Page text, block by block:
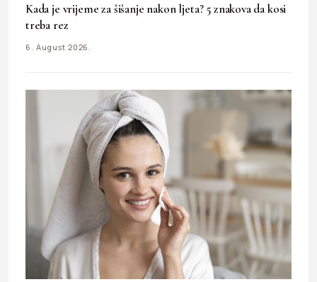
Kada je vrijeme za šišanje nakon ljeta? 5 znakova da kosi
treba rez
6. August 2026.